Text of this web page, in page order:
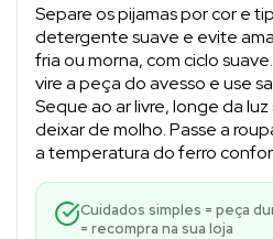
Separe os pijamas por cor e
detergente suave e evite
fria ou morna, com ciclo
vire a peça do avesso e use
Seque ao ar livre, longe da
deixar de molho. Passe a
a temperatura do ferro
Cuidados simples = peça
= recompra na sua loja